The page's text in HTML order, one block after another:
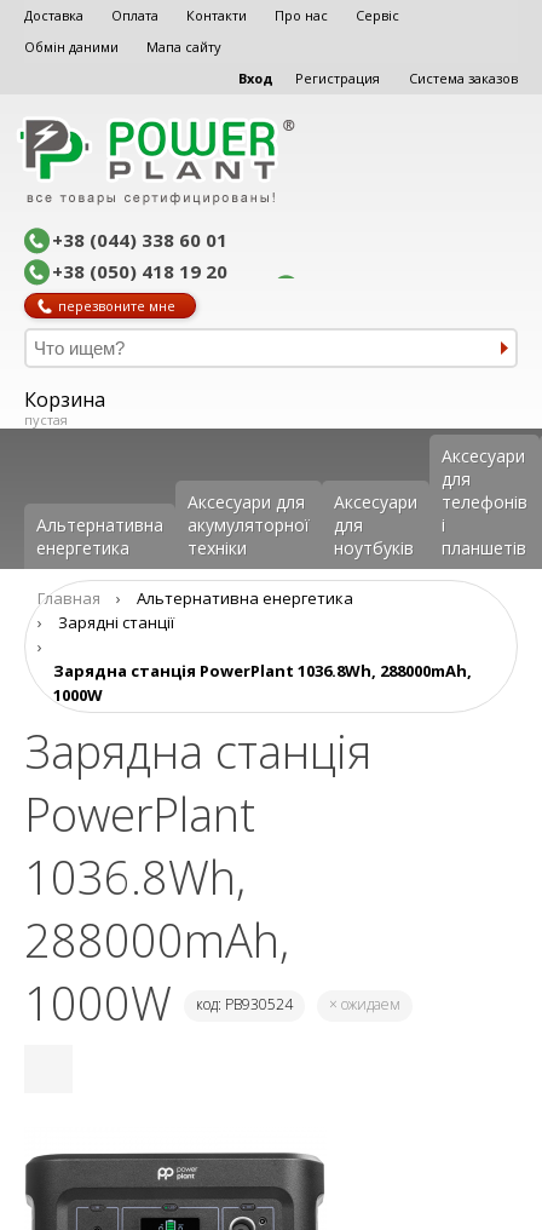
Доставка Оплата Контакти Про нас
Сервіс
Обмін даними
Мапа сайту
Вход
Регистрация Система заказов
+38 (044) 338 60 01
+38 (050) 418 19 20
перезвоните мне
Корзина
пустая
Альтернативна
енергетика
Аксесуари для
акумуляторної
техніки
Аксесуари
для
ноутбуків
Аксеcуари
для
телефонів
і
планшетів
Главная ›
Альтернативна енергетика
›
Зарядні станції
›
Зарядна станція PowerPlant 1036.8Wh, 288000mAh,
1000W
Зарядна станція
PowerPlant
1036.8Wh,
288000mAh,
1000W
код: PB930524 × ожидаем